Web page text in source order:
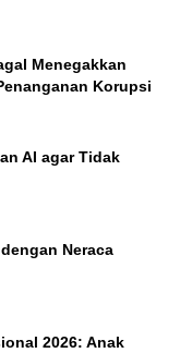
Menegakkan
Korupsi
AI agar Tidak
Neraca
2026: Anak